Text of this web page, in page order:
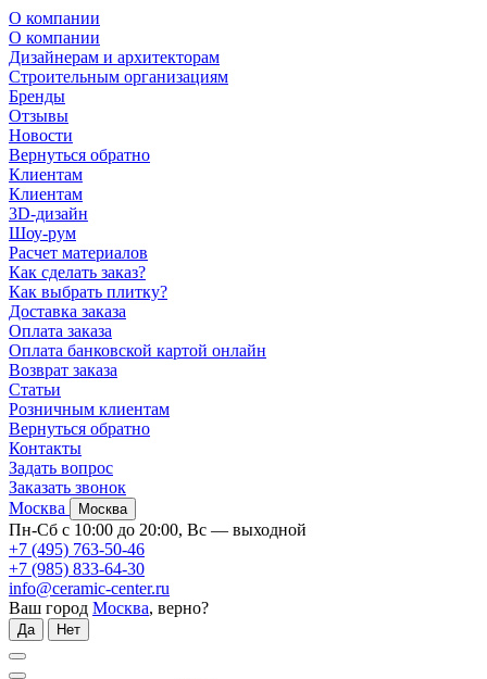
О компании
О компании
Дизайнерам и архитекторам
Строительным организациям
Бренды
Отзывы
Новости
Вернуться обратно
Клиентам
Клиентам
3D-дизайн
Шоу-рум
Расчет материалов
Как сделать заказ?
Как выбрать плитку?
Доставка заказа
Оплата заказа
Оплата банковской картой онлайн
Возврат заказа
Статьи
Розничным клиентам
Вернуться обратно
Контакты
Задать вопрос
Заказать звонок
Москва
Москва
Пн-Сб с 10:00 до 20:00, Вс — выходной
+7 (495) 763-50-46
+7 (985) 833-64-30
info@ceramic-center.ru
Ваш город Москва, верно?
Да Нет